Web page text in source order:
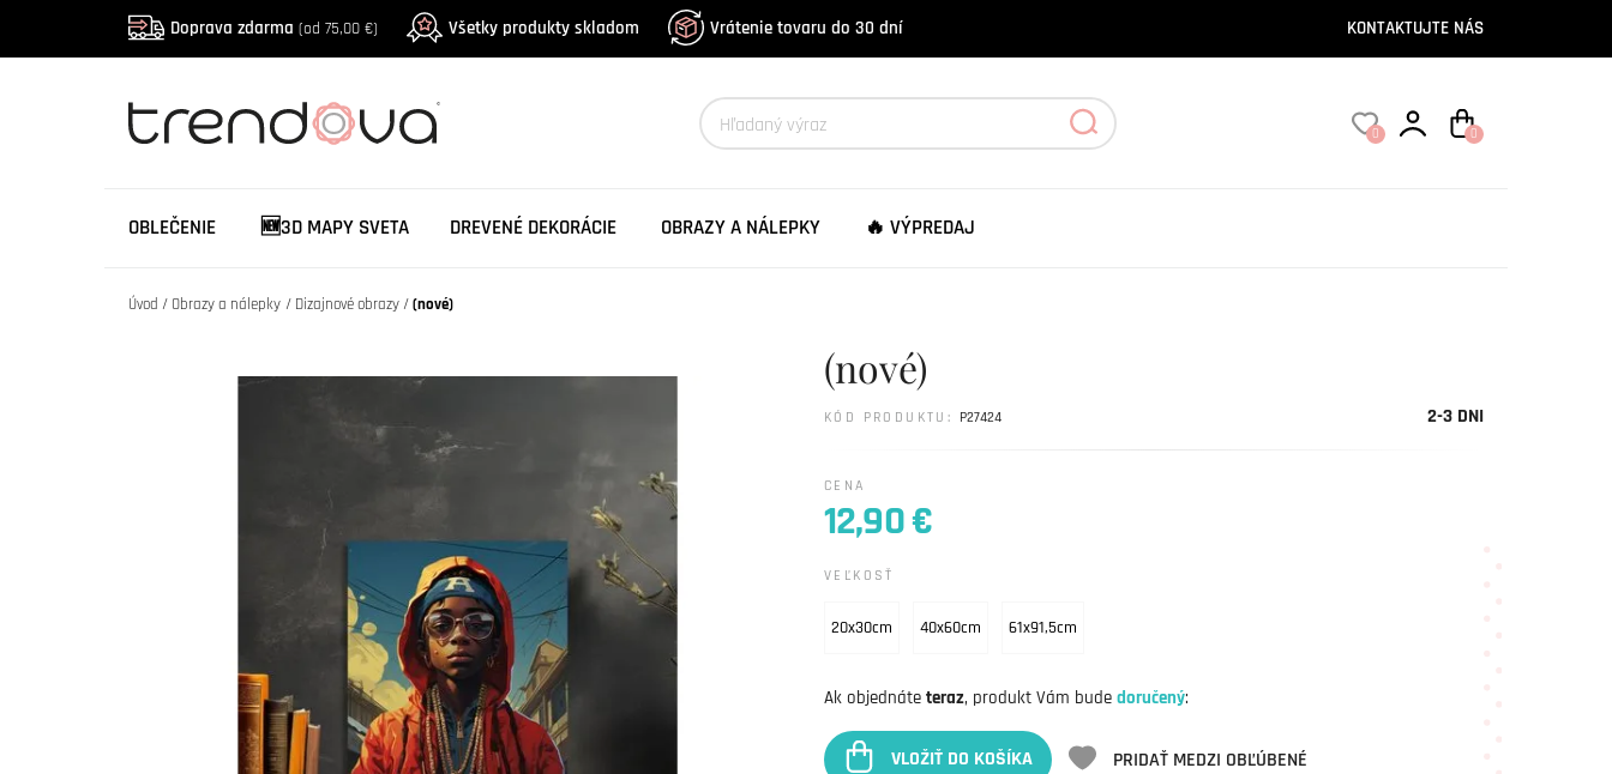
Doprava zdarma (od 75,00 €) Všetky produkty skladom Vrátenie tovaru do 30 dní KONTAKTUJTE NÁS
0 0
OBLEČENIE 🆕3D MAPY SVETA DREVENÉ DEKORÁCIE OBRAZY A NÁLEPKY 🔥 VÝPREDAJ
Úvod Obrazy a nálepky Dizajnové obrazy (nové)
(nové)
2-3 DNI
KÓD PRODUKTU: P27424
CENA
12,90 €
VEĽKOSŤ
20x30cm 40x60cm 61x91,5cm
Ak objednáte teraz, produkt Vám bude doručený:
VLOŽIŤ DO KOŠÍKA PRIDAŤ MEDZI OBĽÚBENÉ